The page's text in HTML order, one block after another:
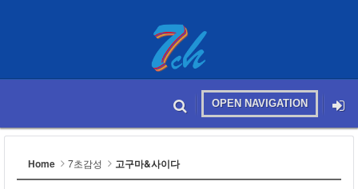
메뉴 건너뛰기
OPEN NAVIGATION
본문시작
Home 7초감성 고구마&사이다